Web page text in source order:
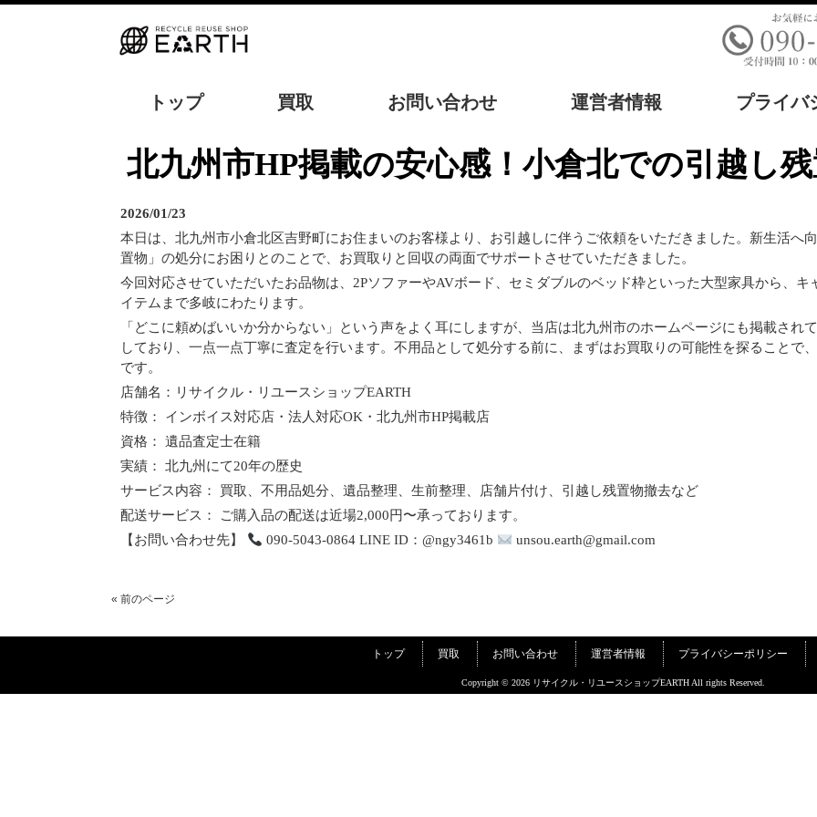
トップ 買取 お問い合わせ 運営者情報 プライバ
北九州市HP掲載の安心感！小倉北での引越し
2026/01/23
本日は、北九州市小倉北区吉野町にお住まいのお客様より、お引越しに伴うご依頼をいただきました。新生活へ
置物」の処分にお困りとのことで、お買取りと回収の両面でサポートさせていただきました。
今回対応させていただいたお品物は、2PソファーやAVボード、セミダブルのベッド枠といった大型家具から、
イテムまで多岐にわたります。
「どこに頼めばいいか分からない」という声をよく耳にしますが、当店は北九州市のホームページにも掲載され
しており、一点一点丁寧に査定を行います。不用品として処分する前に、まずはお買取りの可能性を探ることで
です。
店舗名：リサイクル・リユースショップEARTH
特徴： インボイス対応店・法人対応OK・北九州市HP掲載店
資格： 遺品査定士在籍
実績： 北九州にて20年の歴史
サービス内容： 買取、不用品処分、遺品整理、生前整理、店舗片付け、引越し残置物撤去など
配送サービス： ご購入品の配送は近場2,000円〜承っております。
【お問い合わせ先】
090-5043-0864 LINE ID：@ngy3461b unsou.earth@gmail.com
« 前のページ
トップ 買取 お問い合わせ 運営者情報 プライバシーポリシー
Copyright © 2026 リサイクル・リユースショップEARTH All rights Reserved.